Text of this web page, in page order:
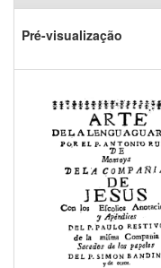
Pré-visualização